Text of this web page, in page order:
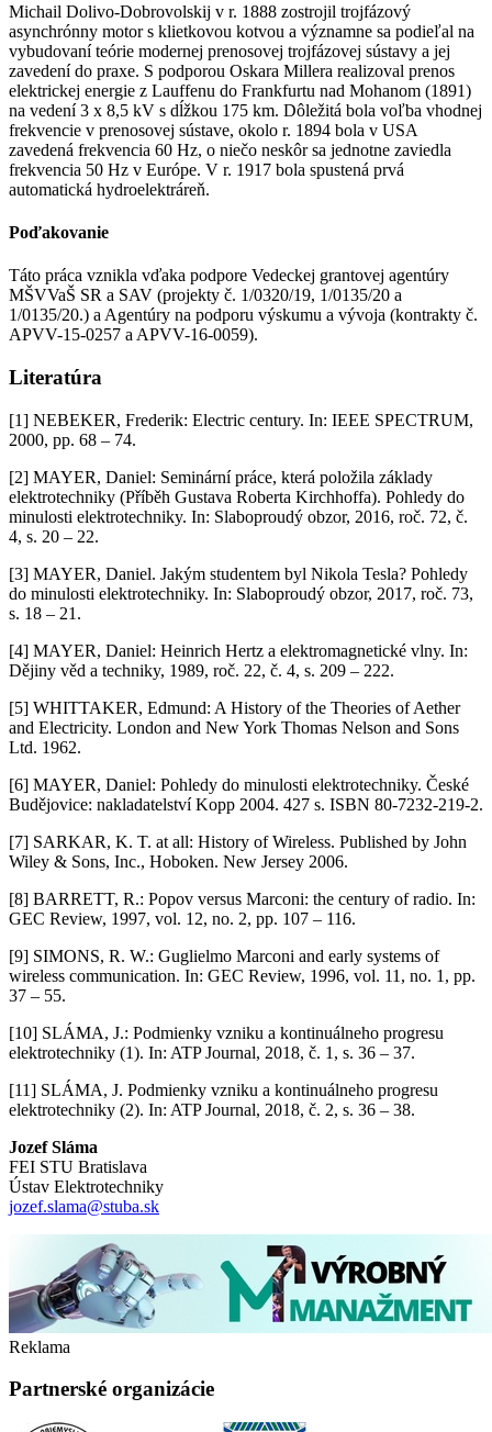
Michail Dolivo-Dobrovolskij v r. 1888 zostrojil trojfázový
asynchrónny motor s klietkovou kotvou a významne sa podieľal na
vybudovaní teórie modernej prenosovej trojfázovej sústavy a jej
zavedení do praxe. S podporou Oskara Millera realizoval prenos
elektrickej energie z Lauffenu do Frankfurtu nad Mohanom (1891)
na vedení 3 x 8,5 kV s dĺžkou 175 km. Dôležitá bola voľba vhodnej
frekvencie v prenosovej sústave, okolo r. 1894 bola v USA
zavedená frekvencia 60 Hz, o niečo neskôr sa jednotne zaviedla
frekvencia 50 Hz v Európe. V r. 1917 bola spustená prvá
automatická hydroelektráreň.
Poďakovanie
Táto práca vznikla vďaka podpore Vedeckej grantovej agentúry
MŠVVaŠ SR a SAV (projekty č. 1/0320/19, 1/0135/20 a
1/0135/20.) a Agentúry na podporu výskumu a vývoja (kontrakty č.
APVV-15-0257 a APVV-16-0059).
Literatúra
[1] NEBEKER, Frederik: Electric century. In: IEEE SPECTRUM,
2000, pp. 68 – 74.
[2] MAYER, Daniel: Seminární práce, která položila základy
elektrotechniky (Příběh Gustava Roberta Kirchhoffa). Pohledy do
minulosti elektrotechniky. In: Slaboproudý obzor, 2016, roč. 72, č.
4, s. 20 – 22.
[3] MAYER, Daniel. Jakým studentem byl Nikola Tesla? Pohledy
do minulosti elektrotechniky. In: Slaboproudý obzor, 2017, roč. 73,
s. 18 – 21.
[4] MAYER, Daniel: Heinrich Hertz a elektromagnetické vlny. In:
Dějiny věd a techniky, 1989, roč. 22, č. 4, s. 209 – 222.
[5] WHITTAKER, Edmund: A History of the Theories of Aether
and Electricity. London and New York Thomas Nelson and Sons
Ltd. 1962.
[6] MAYER, Daniel: Pohledy do minulosti elektrotechniky. České
Budějovice: nakladatelství Kopp 2004. 427 s. ISBN 80-7232-219-2.
[7] SARKAR, K. T. at all: History of Wireless. Published by John
Wiley & Sons, Inc., Hoboken. New Jersey 2006.
[8] BARRETT, R.: Popov versus Marconi: the century of radio. In:
GEC Review, 1997, vol. 12, no. 2, pp. 107 – 116.
[9] SIMONS, R. W.: Guglielmo Marconi and early systems of
wireless communication. In: GEC Review, 1996, vol. 11, no. 1, pp.
37 – 55.
[10] SLÁMA, J.: Podmienky vzniku a kontinuálneho progresu
elektrotechniky (1). In: ATP Journal, 2018, č. 1, s. 36 – 37.
[11] SLÁMA, J. Podmienky vzniku a kontinuálneho progresu
elektrotechniky (2). In: ATP Journal, 2018, č. 2, s. 36 – 38.
Jozef Sláma
FEI STU Bratislava
Ústav Elektrotechniky
jozef.slama@stuba.sk
Reklama
Partnerské organizácie